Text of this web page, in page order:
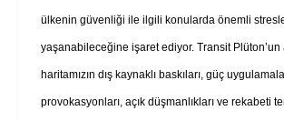
ülkenin güvenliği ile ilgili konularda önemli
yaşanabileceğine işaret ediyor. Transit Plüton’un
haritamızın dış kaynaklı baskıları, güç
provokasyonları, açık düşmanlıkları ve rekabeti